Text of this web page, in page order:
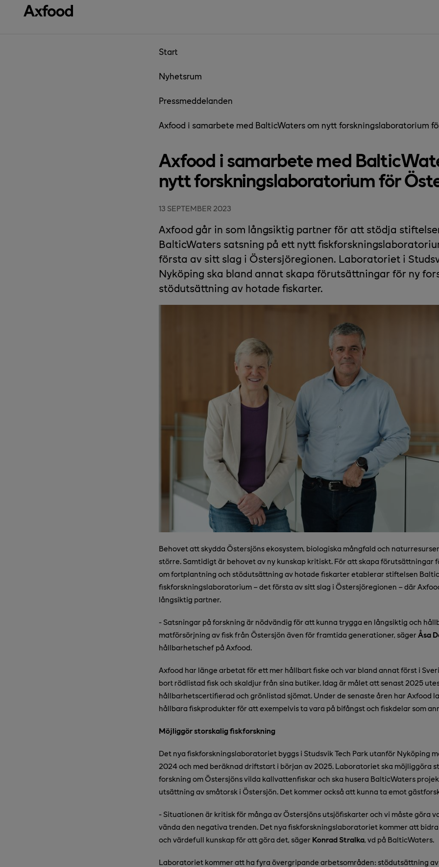
Gå direkt till innehåll
Start
Nyhetsrum
Pressmeddelanden
Axfood i samarbete med BalticWaters om nytt forskningslaboratorium
Axfood i samarbete med
nytt forskningslaboratorium för
13 SEPTEMBER 2023
Axfood går in som långsiktig partner för att stödja
BalticWaters satsning på ett nytt
första av sitt slag i Östersjöregionen. Laboratoriet i
Nyköping ska bland annat skapa förutsättningar för ny
stöd­utsättning av hotade fiskarter.
Behovet att skydda Östersjöns ekosystem, biologiska mångfald och
större. Samtidigt är behovet av ny kunskap kritiskt. För att skapa förutsättningar
om fortplantning och stöd­utsättning av hotade fiskarter etablerar stiftelsen
fiskforsknings­laboratorium – det första av sitt slag i Östersjöregionen – där
långsiktig partner.
- Satsningar på forskning är nödvändig för att kunna trygga en långsiktig och
matförsörjning av fisk från Östersjön även för framtida generationer, säger Åsa
hållbarhetschef på Axfood.
Axfood har länge arbetat för ett mer hållbart fiske och var bland annat först i
bort rödlistad fisk och skaldjur från sina butiker. Idag är målet att senast 2025
hållbarhetscertifierad och grönlistad sjömat. Under de senaste åren har Axfood
hållbara fiskprodukter för att exempelvis ta vara på bifångst och fiskdelar som
Möjliggör storskalig fiskforskning
Det nya fiskforskningslaboratoriet byggs i Studsvik Tech Park utanför Nyköping
2024 och med beräknad driftstart i början av 2025. Laboratoriet ska möjliggöra
forskning om Östersjöns vilda kallvattenfiskar och ska husera BalticWaters
utsättning av småtorsk i Östersjön. Det kommer också att kunna ta emot
- Situationen är kritisk för många av Östersjöns utsjöfiskarter och vi måste göra
vända den negativa trenden. Det nya fiskforskningslaboratoriet kommer att
och värdefull kunskap för att göra det, säger Konrad Stralka , vd på BalticWaters.
Laboratoriet kommer att ha fyra övergripande arbetsområden: stödutsättning